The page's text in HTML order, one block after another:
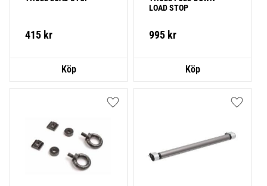
415 kr
LOAD STOP
995 kr
Lägg till i favoriter Lägg